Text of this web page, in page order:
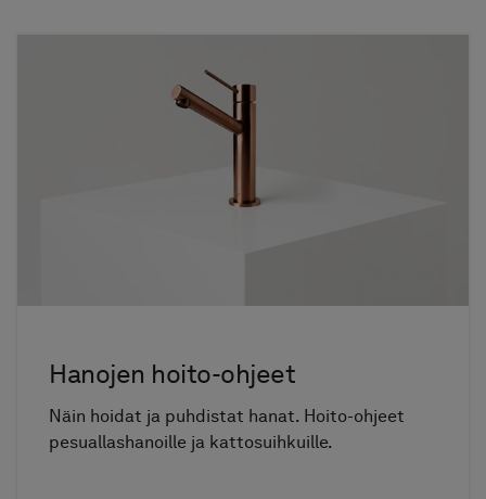
Hanojen hoito-ohjeet
Näin hoidat ja puhdistat hanat. Hoito-ohjeet
pesuallashanoille ja kattosuihkuille.